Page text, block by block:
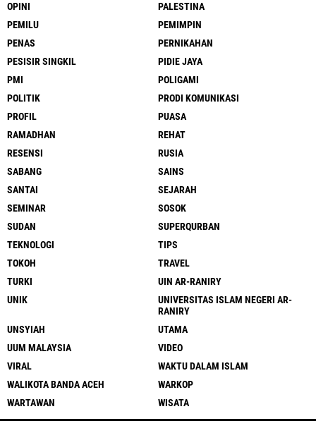
OPINI
PALESTINA
PEMILU
PEMIMPIN
PENAS
PERNIKAHAN
PESISIR SINGKIL
PIDIE JAYA
PMI
POLIGAMI
POLITIK
PRODI KOMUNIKASI
PROFIL
PUASA
RAMADHAN
REHAT
RESENSI
RUSIA
SABANG
SAINS
SANTAI
SEJARAH
SEMINAR
SOSOK
SUDAN
SUPERQURBAN
TEKNOLOGI
TIPS
TOKOH
TRAVEL
TURKI
UIN AR-RANIRY
UNIK
UNIVERSITAS ISLAM NEGERI AR-
RANIRY
UNSYIAH
UTAMA
UUM MALAYSIA
VIDEO
VIRAL
WAKTU DALAM ISLAM
WALIKOTA BANDA ACEH
WARKOP
WARTAWAN
WISATA